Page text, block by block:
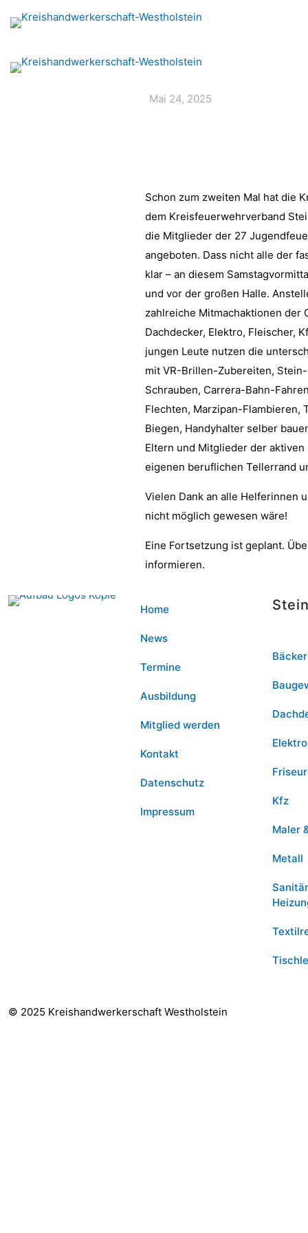
Mai 24, 2025
Schon zum zweiten Mal hat die
dem Kreisfeuerwehrverband
die Mitglieder der 27
angeboten. Dass nicht alle der
klar – an diesem
und vor der großen Halle.
zahlreiche Mitmachaktionen der
Dachdecker, Elektro, Fleischer,
jungen Leute nutzen die
mit VR-Brillen-Zubereiten,
Schrauben, Carrera-Bahn-
Flechten, Marzipan-Flambieren,
Biegen, Handyhalter selber
Eltern und Mitglieder der
eigenen beruflichen Tellerrand
Vielen Dank an alle Helferinnen
nicht möglich gewesen wäre!
Eine Fortsetzung ist geplant.
informieren.
Home
News
Termine
Ausbildung
Mitglied werden
Kontakt
Datenschutz
Impressum
Bäcker
Elektro
Kfz
Maler
Metall
© 2025 Kreishandwerkerschaft Westholstein